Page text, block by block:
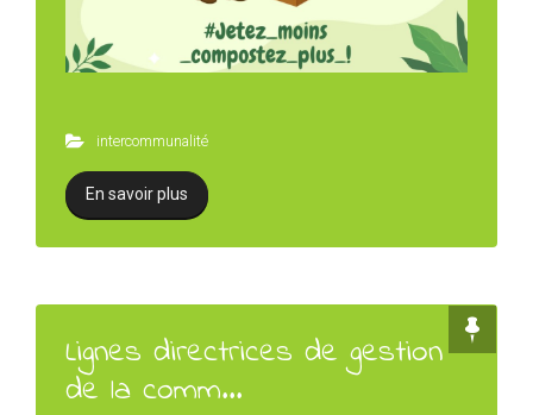
intercommunalité
En savoir plus
Lignes directrices de gestion
de la comm...